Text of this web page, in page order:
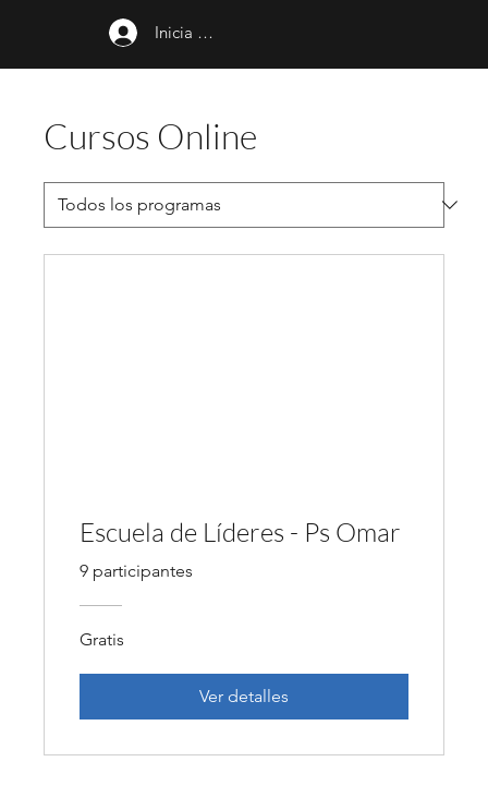
Inicia sesión
Cursos Online
Escuela de Líderes - Ps Omar
9 participantes
Gratis
Ver detalles